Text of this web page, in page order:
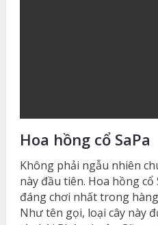
Hoa hồng cổ SaPa
Không phải ngẫu nhiên
này đầu tiên. Hoa hồng cổ
đáng chơi nhất trong
Như tên gọi, loại cây này